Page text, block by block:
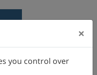
×
you control over